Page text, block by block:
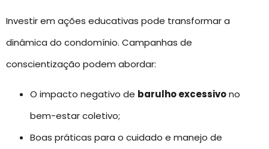
Investir em ações educativas pode transformar a
dinâmica do condomínio. Campanhas de
conscientização podem abordar:
O impacto negativo de barulho excessivono
bem-estar coletivo;
Boas práticas para o cuidado e manejo de